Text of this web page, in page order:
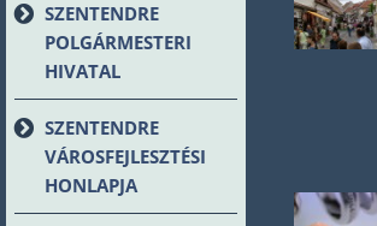
SZENTENDRE
POLGÁRMESTERI
HIVATAL
SZENTENDRE
VÁROSFEJLESZTÉSI
HONLAPJA